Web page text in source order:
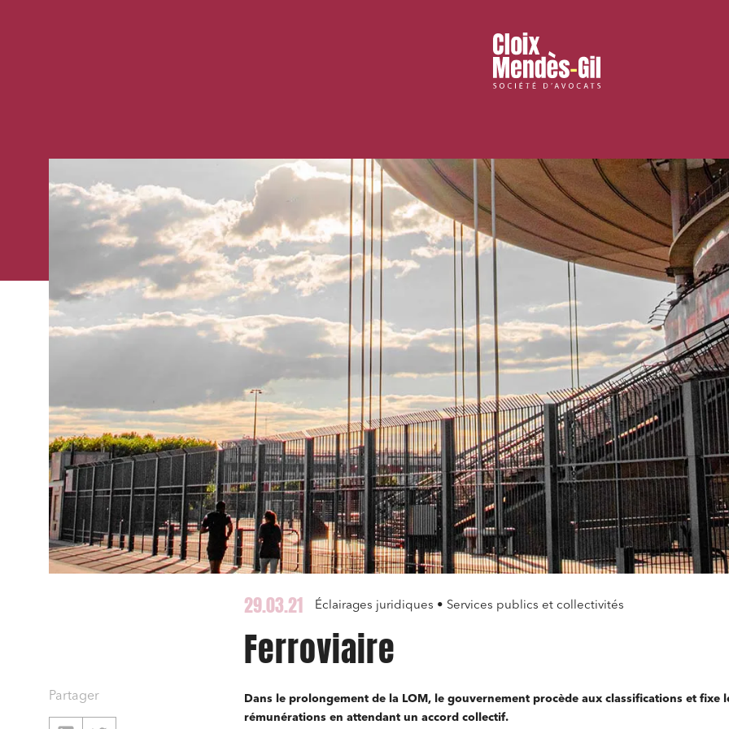
29.03.21 Éclairages juridiques • Services publics et collectivités
Ferroviaire
Dans le prolongement de la LOM, le gouvernement procède aux classifications et fixe
rémunérations en attendant un accord collectif.
Partager